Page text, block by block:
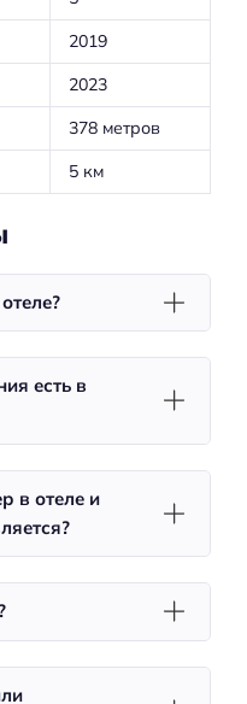
2019
2023
378 метров
5 км
есть в
в отеле и